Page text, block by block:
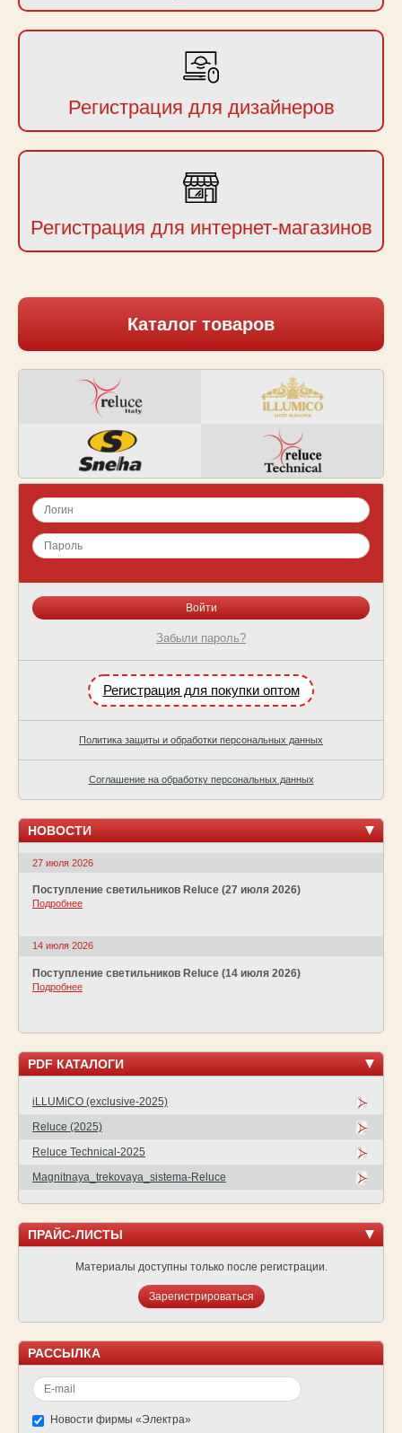
Регистрация для дизайнеров
Регистрация для интернет-магазинов
Каталог товаров
Забыли пароль?
Регистрация для покупки оптом
Политика защиты и обработки персональных данных
Соглашение на обработку персональных данных
НОВОСТИ
27 июля 2026
Поступление светильников Reluce (27 июля 2026)
Подробнее
14 июля 2026
Поступление светильников Reluce (14 июля 2026)
Подробнее
PDF КАТАЛОГИ
iLLUMiCO (exclusive-2025)
Reluce (2025)
Reluce Technical-2025
Magnitnaya_trekovaya_sistema-Reluce
ПРАЙС-ЛИСТЫ
Материалы доступны только после регистрации.
Зарегистрироваться
РАССЫЛКА
Новости фирмы «Электра»